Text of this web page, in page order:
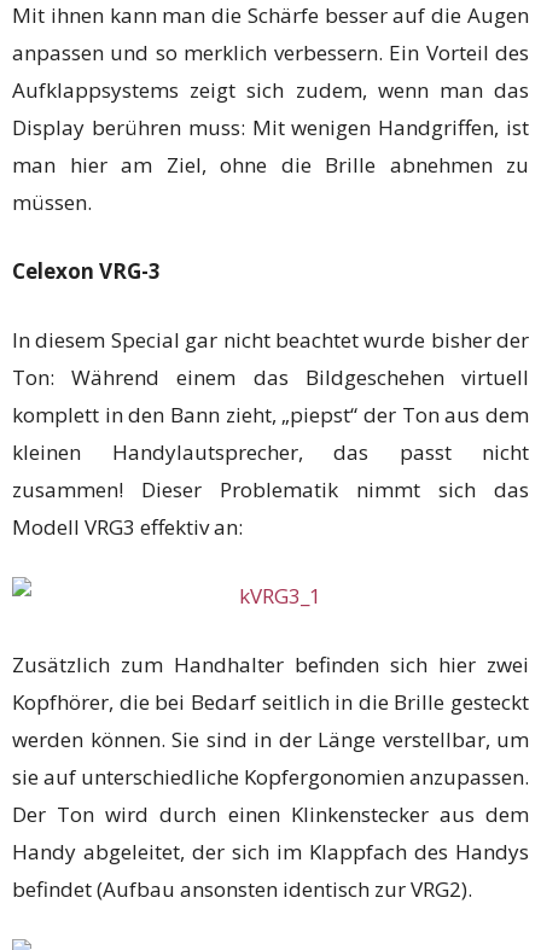
Mit ihnen kann man die Schärfe besser auf die Augen
anpassen und so merklich verbessern. Ein Vorteil des
Aufklappsystems zeigt sich zudem, wenn man das
Display berühren muss: Mit wenigen Handgriffen, ist
man hier am Ziel, ohne die Brille abnehmen zu
müssen.
Celexon VRG-3
In diesem Special gar nicht beachtet wurde bisher der
Ton: Während einem das Bildgeschehen virtuell
komplett in den Bann zieht, „piepst“ der Ton aus dem
kleinen Handylautsprecher, das passt nicht
zusammen! Dieser Problematik nimmt sich das
Modell VRG3 effektiv an:
Zusätzlich zum Handhalter befinden sich hier zwei
Kopfhörer, die bei Bedarf seitlich in die Brille gesteckt
werden können. Sie sind in der Länge verstellbar, um
sie auf unterschiedliche Kopfergonomien anzupassen.
Der Ton wird durch einen Klinkenstecker aus dem
Handy abgeleitet, der sich im Klappfach des Handys
befindet (Aufbau ansonsten identisch zur VRG2).